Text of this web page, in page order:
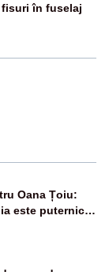
în fuselaj
Oana Țoiu:
este puternic